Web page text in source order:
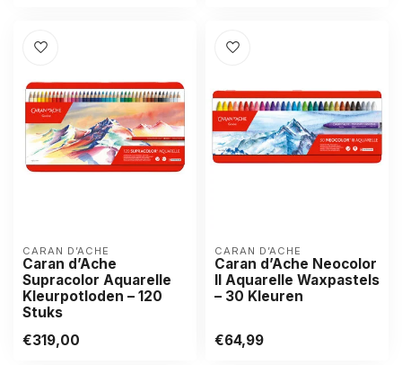
CARAN D’ACHE
Caran d’Ache
Supracolor Aquarelle
Kleurpotloden – 120
Stuks
€319,00
CARAN D’ACHE
Caran d’Ache Neocolor
II Aquarelle Waxpastels
– 30 Kleuren
€64,99